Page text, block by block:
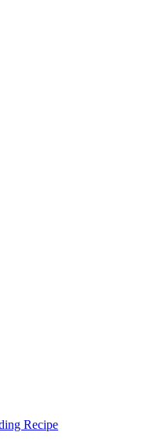
Recipe